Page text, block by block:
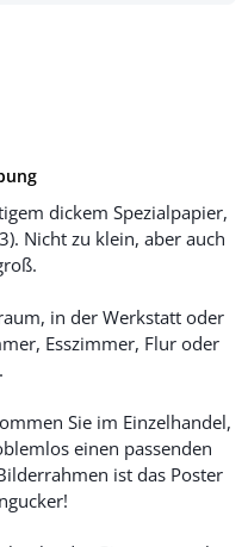
dickem Spezialpapier,
Nicht zu klein, aber auch
in der Werkstatt oder
Esszimmer, Flur oder
Sie im Einzelhandel,
einen passenden
ist das Poster